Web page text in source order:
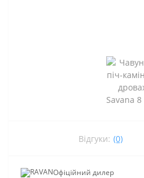
Відгуки: (0)
Офіційний дилер